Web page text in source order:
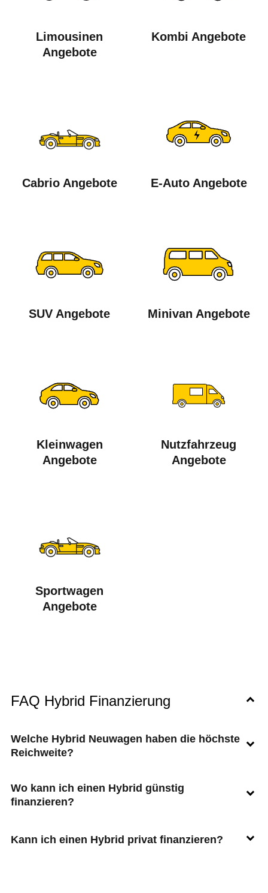
Limousinen
Angebote
Kombi Angebote
Cabrio Angebote E-Auto Angebote
SUV Angebote Minivan Angebote
Kleinwagen
Angebote
Nutzfahrzeug
Angebote
Sportwagen
Angebote
FAQ Hybrid Finanzierung
Welche Hybrid Neuwagen haben die höchste
Reichweite?
Wo kann ich einen Hybrid günstig
finanzieren?
Kann ich einen Hybrid privat finanzieren?